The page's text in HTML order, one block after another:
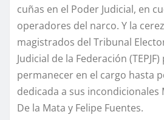
cuñas en el Poder Judicial, en
operadores del narco. Y la
magistrados del Tribunal
Judicial de la Federación
permanecer en el cargo hasta
dedicada a sus incondicionales
De la Mata y Felipe Fuentes.